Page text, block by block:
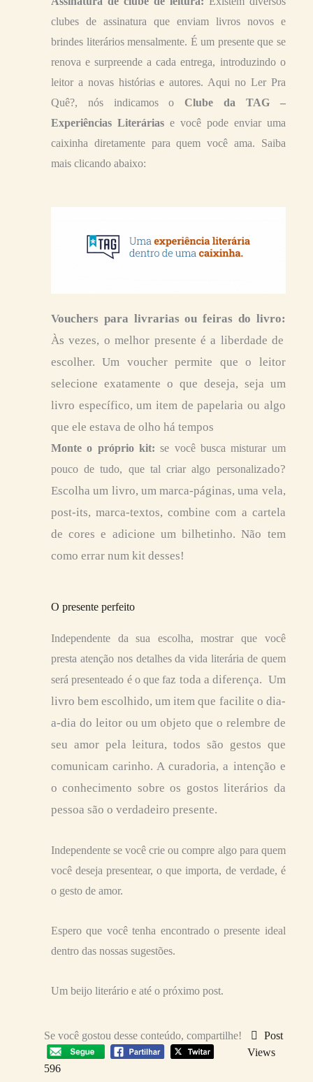
clubes de assinatura que enviam livros novos e
brindes literários mensalmente. É um presente que se
renova e surpreende a cada entrega, introduzindo o
leitor a novas histórias e autores. Aqui no Ler Pra
Quê?, nós indicamos oClube da TAG –
Experiências Literáriase você pode enviar uma
caixinha diretamente para quem você ama. Saiba
mais clicando abaixo:
Vouchers para livrarias ou feiras do livro:
Às vezes, o melhor presente é a liberdade de
escolher. Um voucher permite que o leitor
selecione exatamente o que deseja, seja um
livro específico, um item de papelaria ou algo
que ele estava de olho há tempos
Monte o próprio kit:se você busca misturar um
pouco de tudo, que tal criar algo personalizado?
Escolha um livro, um marca-páginas, uma vela,
post-its, marca-textos, combine com a cartela
de cores e adicione um bilhetinho. Não tem
como errar num kit desses!
O presente perfeito
Independente da sua escolha, mostrar que você
presta atenção nos detalhes da vida literária de quem
será presenteado é o que faz toda a diferença. Um
livro bem escolhido, um item que facilite o dia-
a-dia do leitor ou um objeto que o relembre de
seu amor pela leitura, todos são gestos que
comunicam carinho. A curadoria, a intenção e
o conhecimento sobre os gostos literários da
pessoa são o verdadeiro presente.
Independente se você crie ou compre algo para quem
você deseja presentear, o que importa, de verdade, é
o gesto de amor.
Espero que você tenha encontrado o presente ideal
dentro das nossas sugestões.
Um beijo literário e até o próximo post.
Se você gostou desse conteúdo, compartilhe!
Post
Views
596